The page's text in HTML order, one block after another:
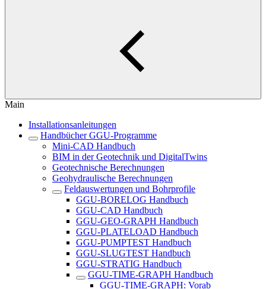
Main
Installationsanleitungen
Handbücher GGU-Programme
Mini-CAD Handbuch
BIM in der Geotechnik und DigitalTwins
Geotechnische Berechnungen
Geohydraulische Berechnungen
Feldauswertungen und Bohrprofile
GGU-BORELOG Handbuch
GGU-CAD Handbuch
GGU-GEO-GRAPH Handbuch
GGU-PLATELOAD Handbuch
GGU-PUMPTEST Handbuch
GGU-SLUGTEST Handbuch
GGU-STRATIG Handbuch
GGU-TIME-GRAPH Handbuch
GGU-TIME-GRAPH: Vorab